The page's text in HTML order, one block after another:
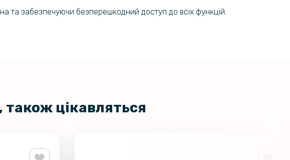
та забезпечуючи безперешкодний доступ до всіх функцій.
також цікавляться